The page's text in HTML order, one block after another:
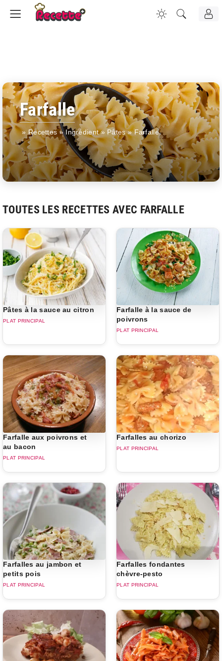
Farfalle
» Recettes »Ingrédient» Pâtes»Farfalle
TOUTES LES RECETTES AVEC FARFALLE
Pâtes à la sauce au citron
PLAT PRINCIPAL
Farfalle à la sauce de
poivrons
PLAT PRINCIPAL
Farfalle aux poivrons et
au bacon
PLAT PRINCIPAL
Farfalles au chorizo
PLAT PRINCIPAL
Farfalles au jambon et
petits pois
PLAT PRINCIPAL
Farfalles fondantes
chèvre-pesto
PLAT PRINCIPAL